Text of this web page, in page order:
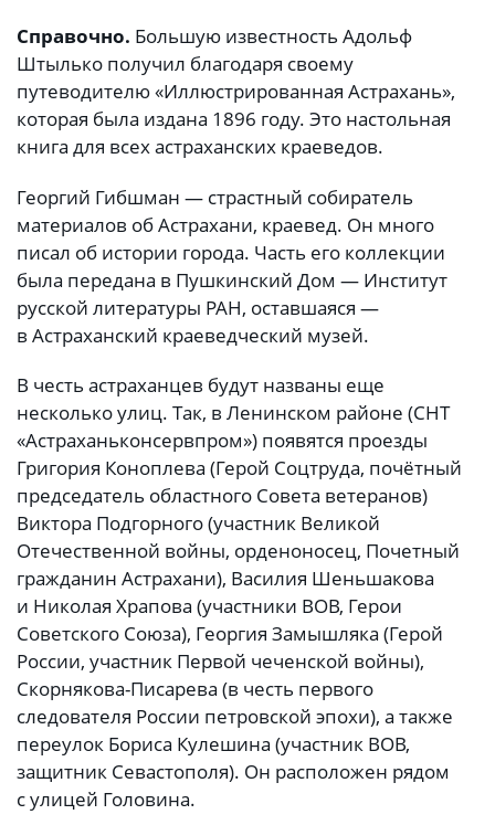
Справочно. Большую известность Адольф
Штылько получил благодаря своему
путеводителю «Иллюстрированная Астрахань»,
которая была издана 1896 году. Это настольная
книга для всех астраханских краеведов.
Георгий Гибшман — страстный собиратель
материалов об Астрахани, краевед. Он много
писал об истории города. Часть его коллекции
была передана в Пушкинский Дом — Институт
русской литературы РАН, оставшаяся —
в Астраханский краеведческий музей.
В честь астраханцев будут названы еще
несколько улиц. Так, в Ленинском районе (СНТ
«Астраханьконсервпром») появятся проезды
Григория Коноплева (Герой Соцтруда, почётный
председатель областного Совета ветеранов)
Виктора Подгорного (участник Великой
Отечественной войны, орденоносец, Почетный
гражданин Астрахани), Василия Шеньшакова
и Николая Храпова (участники ВОВ, Герои
Советского Союза), Георгия Замышляка (Герой
России, участник Первой чеченской войны),
Скорнякова-Писарева (в честь первого
следователя России петровской эпохи), а также
переулок Бориса Кулешина (участник ВОВ,
защитник Севастополя). Он расположен рядом
с улицей Головина.